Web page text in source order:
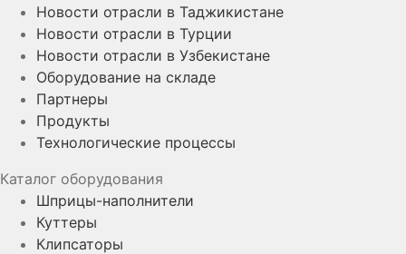
Новости отрасли в Таджикистане
Новости отрасли в Турции
Новости отрасли в Узбекистане
Оборудование на складе
Партнеры
Продукты
Технологические процессы
Каталог оборудования
Шприцы-наполнители
Куттеры
Клипсаторы